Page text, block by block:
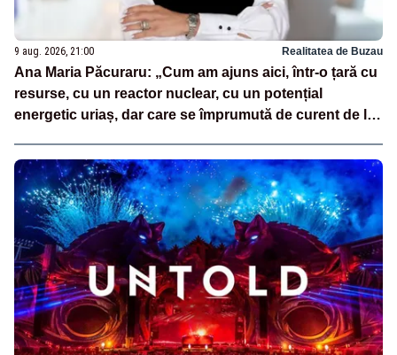
9 aug. 2026, 21:00 Realitatea de Buzau
Ana Maria Păcuraru: „Cum am ajuns aici, într-o țară cu
resurse, cu un reactor nuclear, cu un potențial
energetic uriaș, dar care se împrumută de curent de la